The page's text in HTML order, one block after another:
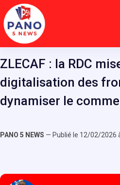
Passer
au
contenu
ZLECAF : la RDC
digitalisation des
dynamiser le
PANO 5 NEWS — Publié le 12/02/2026